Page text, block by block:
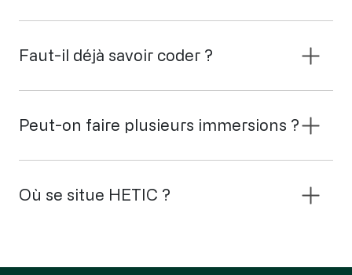
Faut-il déjà savoir coder ?
Peut-on faire plusieurs immersions ?
Où se situe HETIC ?